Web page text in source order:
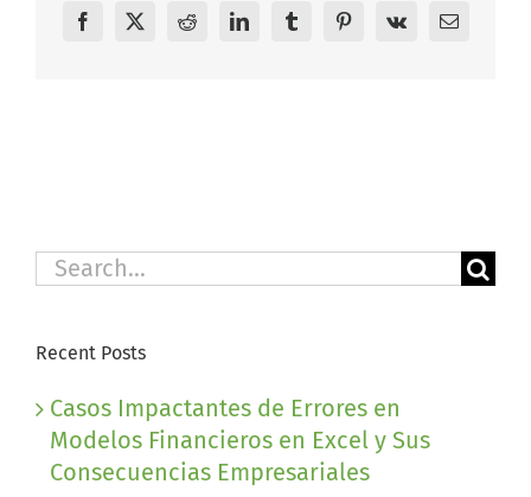
Facebook
X RedditLinkedInTumblrPinterest
Vk Email
Search
Recent Posts
Casos Impactantes de Errores en
Modelos Financieros en Excel y Sus
Consecuencias Empresariales